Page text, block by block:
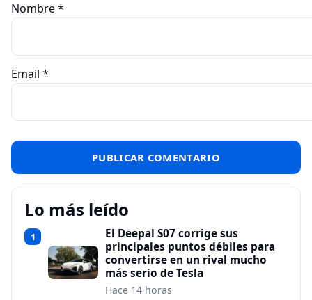
Nombre*
Email *
Lo más leído
1
El Deepal S07 corrige sus
principales puntos débiles para
convertirse en un rival mucho
más serio de Tesla
Hace 14 horas